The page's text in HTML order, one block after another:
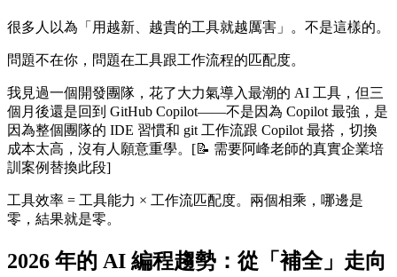
很多人以為「用越新、越貴的工具就越厲害」。不是這樣的。
問題不在你，問題在工具跟工作流程的匹配度。
我見過一個開發團隊，花了大力氣導入最潮的 AI 工具，但三
個月後還是回到 GitHub Copilot——不是因為 Copilot 最強，是
因為整個團隊的 IDE 習慣和 git 工作流跟 Copilot 最搭，切換
成本太高，沒有人願意重學。[📝 需要阿峰老師的真實企業培
訓案例替換此段]
工具效率 = 工具能力 × 工作流匹配度。兩個相乘，哪邊是
零，結果就是零。
2026 年的 AI 編程趨勢：從「補全」走向